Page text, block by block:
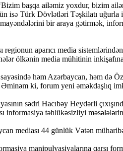
başqa ailəmiz yoxdur, bizim
isə Türk Dövlətləri Təşkilatı
bir araya gətirmək,
aparıcı media
ölkənin media mühitinin
sayəsində həm Azərbaycan, həm
ki, forum yeni əməkdaşlıq
sədri Hacıbəy Heydərli
informasiya təhlükəsizliyi
mediası 44 günlük Vətən
manipulyasiyalarına qarşı